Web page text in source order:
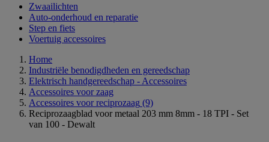
Zwaailichten
Auto-onderhoud en reparatie
Step en fiets
Voertuig accessoires
Home
Industriële benodigdheden en gereedschap
Elektrisch handgereedschap - Accessoires
Accessoires voor zaag
Accessoires voor reciprozaag (9)
Reciprozaagblad voor metaal 203 mm 8mm - 18 TPI - Set
van 100 - Dewalt